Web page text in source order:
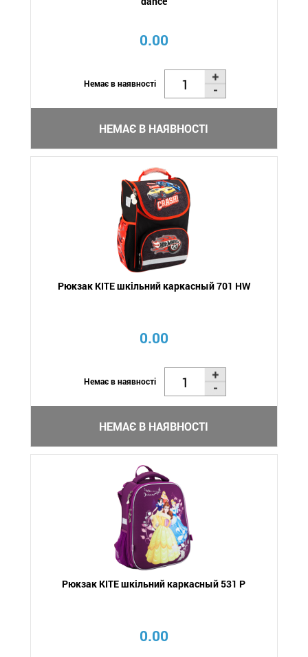
0.00
Немає в наявності
НЕМАЄ В НАЯВНОСТІ
Рюкзак KITE шкільний каркасный 701 HW
0.00
Немає в наявності
НЕМАЄ В НАЯВНОСТІ
Рюкзак KITE шкільний каркасный 531 P
0.00